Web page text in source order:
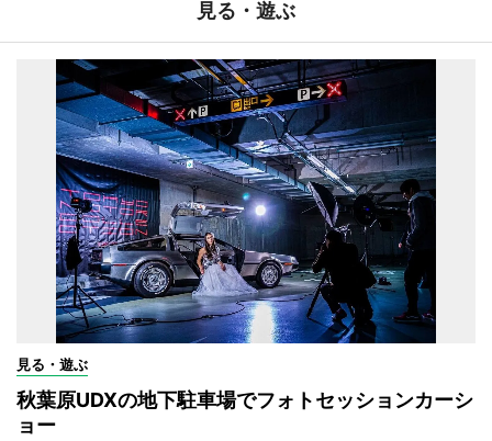
見る・遊ぶ
見る・遊ぶ
秋葉原UDXの地下駐車場でフォトセッションカーシ
ョー